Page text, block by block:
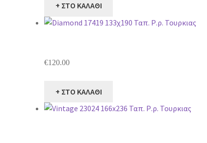
+ ΣΤΟ ΚΑΛΑΘΙ
€120.00
+ ΣΤΟ ΚΑΛΑΘΙ